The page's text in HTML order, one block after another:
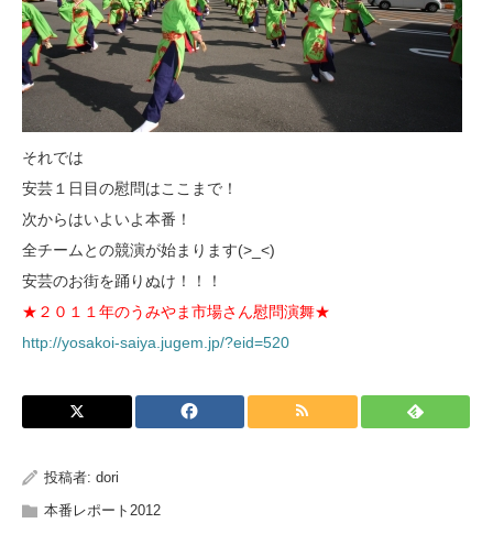
それでは
安芸１日目の慰問はここまで！
次からはいよいよ本番！
全チームとの競演が始まります(>_<)
安芸のお街を踊りぬけ！！！
★２０１１年のうみやま市場さん慰問演舞★
http://yosakoi-saiya.jugem.jp/?eid=520
投稿者: dori
本番レポート2012